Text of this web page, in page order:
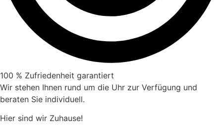
100 % Zufriedenheit garantiert
Wir stehen Ihnen rund um die Uhr zur Verfügung und
beraten Sie individuell.
Hier sind wir Zuhause!